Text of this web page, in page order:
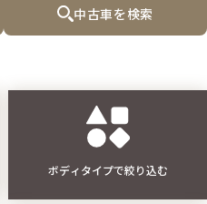
中古車を検索
ボディタイプで絞り込む